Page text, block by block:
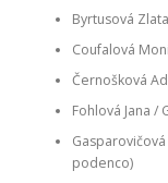
Byrtusová
Coufalová
Černošková
Fohlová Jana /
podenco)